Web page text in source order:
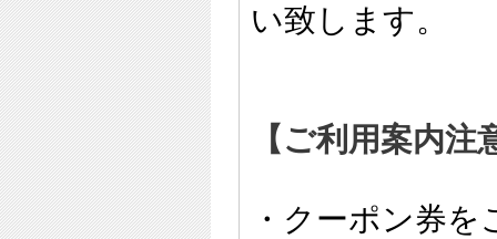
い致します。
【ご利用案内注
・クーポン券